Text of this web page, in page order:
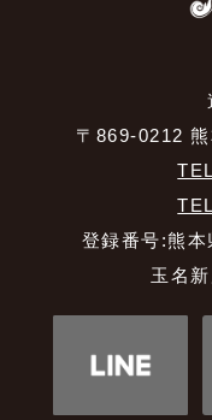
〒869-0212
登録番号:熊本
玉名